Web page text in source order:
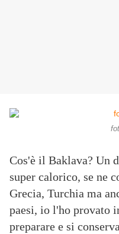
Cos'è il Baklava? Un
super calorico, se ne
Grecia, Turchia ma
paesi, io l'ho provato
preparare e si